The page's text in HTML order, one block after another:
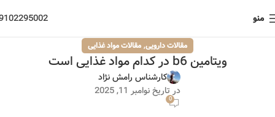
منو
مقالات دارویی, مقالات مواد غذایی
ویتامین b6 در کدام مواد غذایی است
کارشناس رامش نژاد
در تاریخ نوامبر 11, 2025
0